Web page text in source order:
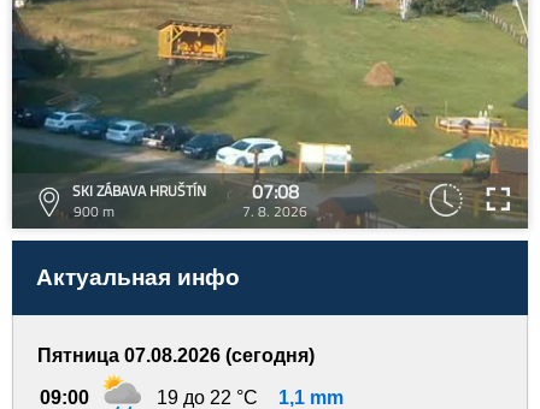
SKI ZÁBAVA HRUŠTÍN
900 m
07:08
7. 8. 2026
Актуальная инфо
Пятница 07.08.2026 (сегодня)
09:00 19 до 22 °C 1,1 mm